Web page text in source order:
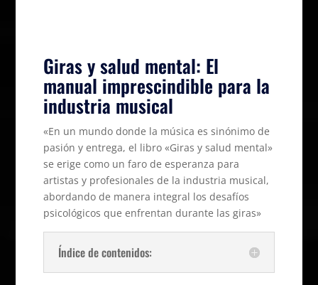
Giras y salud mental: El
manual imprescindible para la
industria musical
«En un mundo donde la música es sinónimo de
pasión y entrega, el libro «Giras y salud mental»
se erige como un faro de esperanza para
artistas y profesionales de la industria musical,
abordando de manera integral los desafíos
psicológicos que enfrentan durante las giras»
Índice de contenidos: